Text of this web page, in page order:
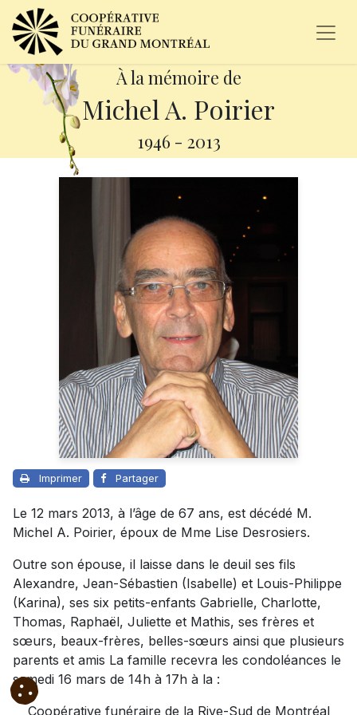
À la mémoire de
Michel A. Poirier
1946 - 2013
Imprimer Partager
Le 12 mars 2013, à l’âge de 67 ans, est décédé M.
Michel A. Poirier, époux de Mme Lise Desrosiers.
Outre son épouse, il laisse dans le deuil ses fils
Alexandre, Jean-Sébastien (Isabelle) et Louis-Philippe
(Karina), ses six petits-enfants Gabrielle, Charlotte,
Thomas, Raphaël, Juliette et Mathis, ses frères et
sœurs, beaux-frères, belles-sœurs ainsi que plusieurs
parents et amis La famille recevra les condoléances le
samedi 16 mars de 14h à 17h à la :
Coopérative funéraire de la Rive-Sud de Montréal